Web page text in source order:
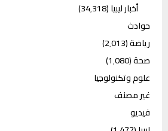
أخبار ليبيا(34٬318)
حوادث
رياضة(2٬013)
صحة(1٬080)
علوم وتكنولوجيا
غير مصنف
فيديو